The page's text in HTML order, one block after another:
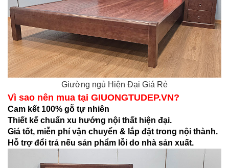
Giường ngủ Hiện Đại Giá Rẻ
Vì sao nên mua tại GIUONGTUDEP.VN?
Cam kết 100% gỗ tự nhiên
Thiết kế chuẩn xu hướng nội thất hiện đại.
Giá tốt, miễn phí vận chuyển & lắp đặt trong nội thành.
Hỗ trợ đổi trả nếu sản phẩm lỗi do nhà sản xuất.